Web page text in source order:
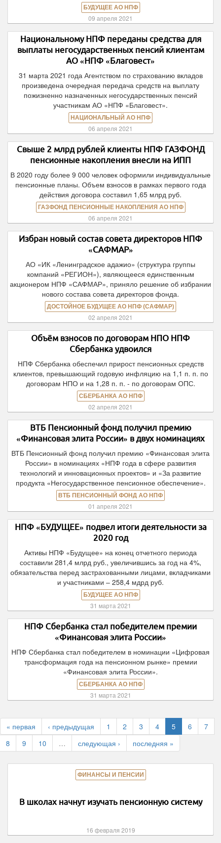
БУДУЩЕЕ АО НПФ
09 апреля 2021
Национальному НПФ переданы средства для
выплаты негосударственных пенсий клиентам
АО «НПФ «Благовест»
31 марта 2021 года Агентством по страхованию вкладов
произведена очередная передача средств на выплату
пожизненно назначенных негосударственных пенсий
участникам АО «НПФ «Благовест».
НАЦИОНАЛЬНЫЙ АО НПФ
06 апреля 2021
Свыше 2 млрд рублей клиенты НПФ ГАЗФОНД
пенсионные накопления внесли на ИПП
В 2020 году более 9 000 человек оформили индивидуальные
пенсионные планы. Объем взносов в рамках первого года
действия договора составил 1,65 млрд руб.
ГАЗФОНД ПЕНСИОННЫЕ НАКОПЛЕНИЯ АО НПФ
06 апреля 2021
Избран новый состав совета директоров НПФ
«САФМАР»
АО «ИК «Ленинградское адажио» (структура группы
компаний «РЕГИОН»), являющееся единственным
акционером НПФ «САФМАР», приняло решение об избрании
нового состава совета директоров фонда.
ДОСТОЙНОЕ БУДУЩЕЕ АО НПФ (САФМАР)
02 апреля 2021
Объём взносов по договорам НПО НПФ
Сбербанка удвоился
НПФ Сбербанка обеспечил прирост пенсионных средств
клиентов, превышающий годовую инфляцию на 1,1 п. п. по
договорам НПО и на 1,28 п. п. - по договорам ОПС.
СБЕРБАНКА АО НПФ
02 апреля 2021
ВТБ Пенсионный фонд получил премию
«Финансовая элита России» в двух номинациях
ВТБ Пенсионный фонд получил премию «Финансовая элита
России» в номинациях «НПФ года в сфере развития
технологий и инновационных проектов» и «За развитие
продукта «Негосударственное пенсионное обеспечение».
ВТБ ПЕНСИОННЫЙ ФОНД АО НПФ
01 апреля 2021
НПФ «БУДУЩЕЕ» подвел итоги деятельности за
2020 год
Активы НПФ «Будущее» на конец отчетного периода
составили 281,4 млрд руб., увеличившись за год на 4%,
обязательства перед застрахованными лицами, вкладчиками
и участниками – 258,4 мдрд руб.
БУДУЩЕЕ АО НПФ
31 марта 2021
НПФ Сбербанка стал победителем премии
«Финансовая элита России»
НПФ Сбербанка стал победителем в номинации «Цифровая
трансформация года на пенсионном рынке» премии
«Финансовая элита России».
СБЕРБАНКА АО НПФ
31 марта 2021
« первая ‹ предыдущая 1 2 3 4 5 6
7
8
9 10 … следующая › последняя »
ФИНАНСЫ И ПЕНСИИ
В школах начнут изучать пенсионную систему
16 февраля 2019